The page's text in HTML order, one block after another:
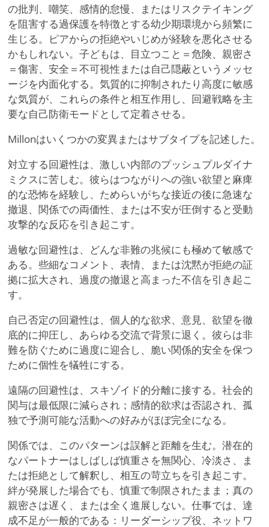
の批判、嘲笑、感情的怠慢、またはリスクテイキング
を阻害する過保護を特徴とする幼少期環境から頻繁に
生じる。ピアからの拒絶やいじめが経験を悪化させる
かもしれない。子どもは、目立つこと＝危険、親密さ
＝傷害、安全＝不可視性または自己隠蔽というメッセ
ージを内面化する。気質的に抑制されたり高度に敏感
な気質が、これらの条件と相互作用し、回避戦略を主
要な自己防衛モードとして定着させる。
Millonはいくつかの変異またはサブタイプを記述した。
対立する回避性は、激しい内部のプッシュプルダイナ
ミクスに苦しむ。彼らはつながりへの強い欲望と麻痺
的な恐怖を経験し、ためらいがちな接近の後に急速な
撤退、関係での両価性、または不安が圧倒すると受動
攻撃的な反応を引き起こす。
過敏な回避性は、どんな非難の兆候にも極めて敏感で
ある。些細なコメント、表情、または沈黙が拒絶の証
拠に拡大され、過度の撤退と高まった不信を引き起こ
す。
自己否定の回避性は、個人的な欲求、意見、欲望を徹
底的に抑圧し、あらゆる交流で背景に退く。彼らは非
難を防ぐために過度に迎合し、脆い関係的安全を保つ
ために個性を犠牲にする。
遠隔の回避性は、スキゾイド的分離に接する。社会的
関与は最低限に減らされ；感情的欲求は否認され、孤
独で予測可能な活動への好みがほぼ完全になる。
関係では、このパターンは誤解と距離を生む。潜在的
なパートナーはしばしば慎重さを無関心、冷淡さ、ま
たは拒絶として解釈し、相互の苛立ちを引き起こす。
絆が発展した場合でも、慎重で制限されたまま；真の
親密さは遅く、または全く進展しない。仕事では、達
成不足が一般的である：リーダーシップ役、ネットワ